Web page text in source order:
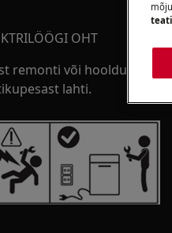
OHT
remonti või hooldustööd
lahti.